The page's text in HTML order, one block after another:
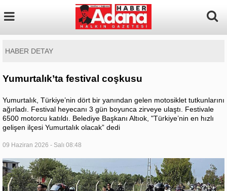
HABER DETAY
Yumurtalık’ta festival coşkusu
Yumurtalık, Türkiye’nin dört bir yanından gelen motosiklet tutkunlarını
ağırladı. Festival heyecanı 3 gün boyunca zirveye ulaştı. Festivale
6500 motorcu katıldı. Belediye Başkanı Altıok, "Türkiye’nin en hızlı
gelişen ilçesi Yumurtalık olacak” dedi
09 Haziran 2026 - Salı 08:48